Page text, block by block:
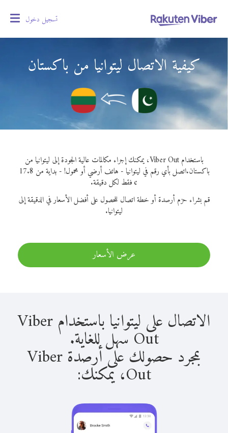
تسجيل دخول
كيفية الاتصال ليتوانيا من باكستان
باستخدام Viber Out، يمكنك إجراء مكالمات عالية الجودة إلى ليتوانيا من
باكستان.
اتصل بأي رقم في ليتوانيا - هاتف أرضي أو محمول! - بداية من 17.8
¢ فقط لكل دقيقة.
قم بشراء حزم أرصدة أو خطة اتصال للحصول على أفضل الأسعار في الدقيقة إلى
ليتوانيا.
عرض الأسعار
الاتصال على ليتوانيا باستخدام Viber
Out سهل للغاية.
بمجرد حصولك على أرصدة Viber
Out، يمكنك: